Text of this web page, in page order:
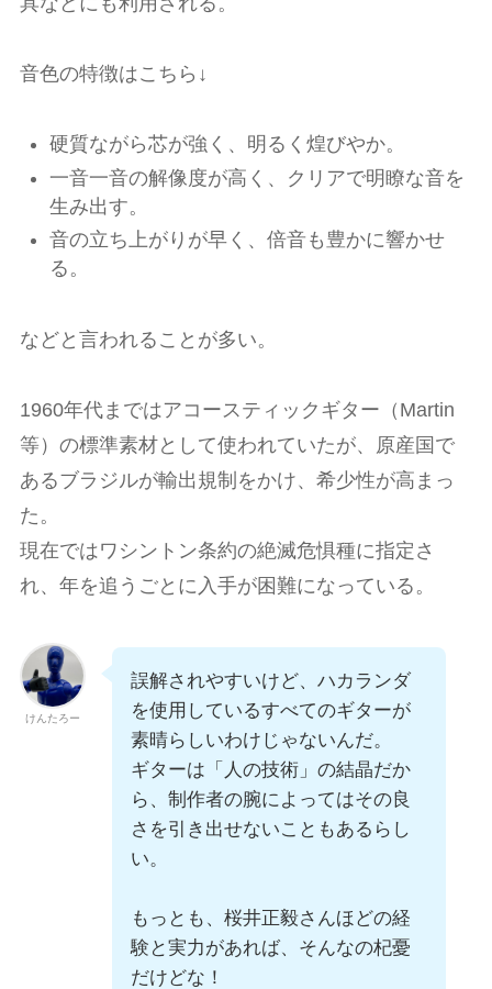
音色の特徴はこちら↓
硬質ながら芯が強く、明るく煌びやか。
一音一音の解像度が高く、クリアで明瞭な音を
生み出す。
音の立ち上がりが早く、倍音も豊かに響かせ
る。
などと言われることが多い。
1960年代まではアコースティックギター（Martin
等）の標準素材として使われていたが、原産国で
あるブラジルが輸出規制をかけ、希少性が高まっ
た。
現在ではワシントン条約の絶滅危惧種に指定さ
れ、年を追うごとに入手が困難になっている。
けんたろー
誤解されやすいけど、ハカランダ
を使用しているすべてのギターが
素晴らしいわけじゃないんだ。
ギターは「人の技術」の結晶だか
ら、制作者の腕によってはその良
さを引き出せないこともあるらし
い。
もっとも、桜井正毅さんほどの経
験と実力があれば、そんなの杞憂
だけどな！